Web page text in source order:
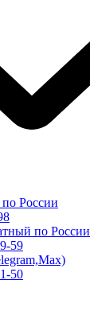
России
по России
59
50